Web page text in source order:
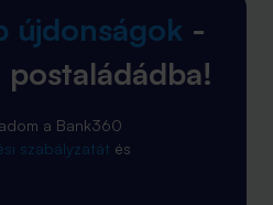
újdonságok -
postaládádba!
a Bank360
szabályzatát és